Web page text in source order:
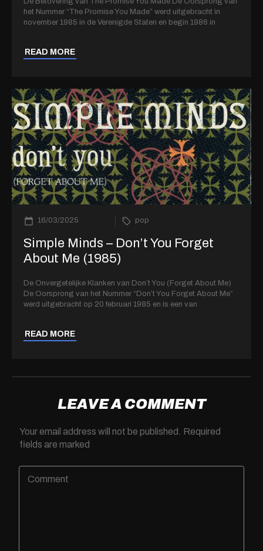
het Nummer “The Promise You Made” werd uitgebracht in
november 1985 in de Verenigde Staten en begin 1986 in
READ MORE
16/03/2025 pop
Simple Minds – Don’t You Forget
About Me (1985)
De Onvergetelijke Klanken van Don’t You (Forget About Me)
De Oorsprong van het Nummer “Don’t You Forget About Me”
werd uitgebracht op 20 februari 1985 en is een van
READ MORE
LEAVE A COMMENT
Your email address will not be published.
Required
fields are marked